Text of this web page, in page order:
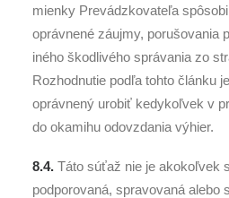
mienky Prevádzkovateľa
oprávnené záujmy, porušovania
iného škodlivého správania zo
Rozhodnutie podľa tohto článku
oprávnený urobiť kedykoľvek v
do okamihu odovzdania výhier.
8.4. Táto súťaž nie je akokoľvek
podporovaná, spravovaná alebo